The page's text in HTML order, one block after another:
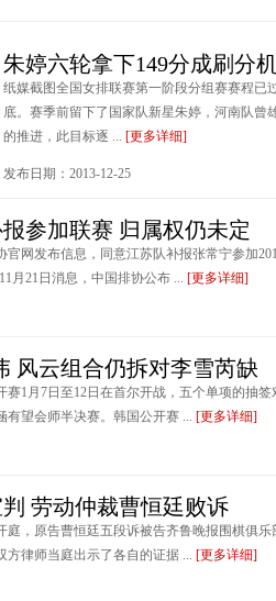
朱婷六轮拿下149分成刷分
纸媒截图全国女排联赛第一阶段分组赛赛程已
底。赛季前留下了国家队新星朱婷，河南队曾
的推进，此目标逐 ... [更多详细]
发布日期：2013-12-25
参加联赛 归属权仍未定
网发布信息，同意江苏队补报张常宁参加
月21日消息，中国排协公布 ... [更多详细]
风云组合仍拆对李雪芮缺
赛1月7日至12日在首尔开战，五个单项的抽
望会师半决赛。韩国公开赛 ... [更多详细]
劳动仲裁曹恒廷败诉
庭，原告曹恒廷五段诉被告齐鲁晚报围棋俱
方律师当庭出示了各自的证据 ... [更多详细]